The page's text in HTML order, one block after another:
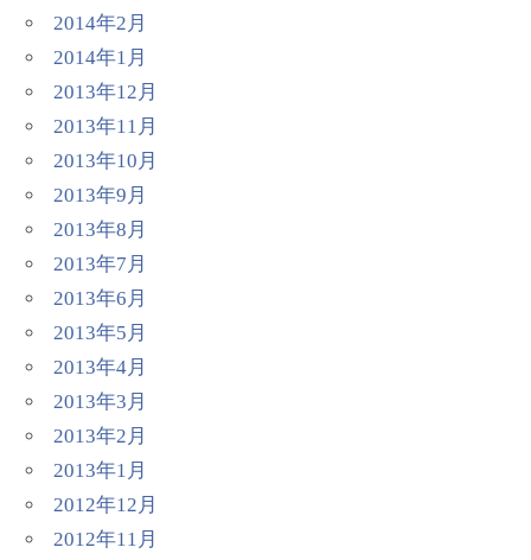
2014年2月
2014年1月
2013年12月
2013年11月
2013年10月
2013年9月
2013年8月
2013年7月
2013年6月
2013年5月
2013年4月
2013年3月
2013年2月
2013年1月
2012年12月
2012年11月